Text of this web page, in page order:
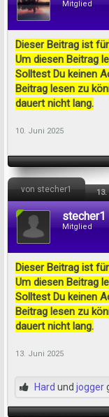
Mitglied
Dieser Beitrag ist
Um diesen Beitrag
Solltest Du keinen
Beitrag lesen zu
dauert nicht lang.
10. Juni 2025
von stecher1 13.
stecher1
Mitglied
Dieser Beitrag ist
Um diesen Beitrag
Solltest Du keinen
Beitrag lesen zu
dauert nicht lang.
13. Juni 2025
Hard und jogger